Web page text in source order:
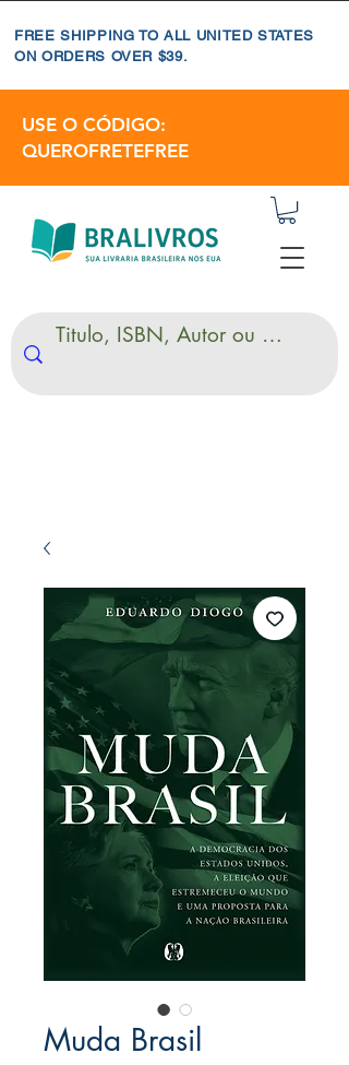
FREE SHIPPING TO ALL UNITED STATES
ON ORDERS OVER $39.
USE O CÓDIGO:
QUEROFRETEFREE
Muda Brasil